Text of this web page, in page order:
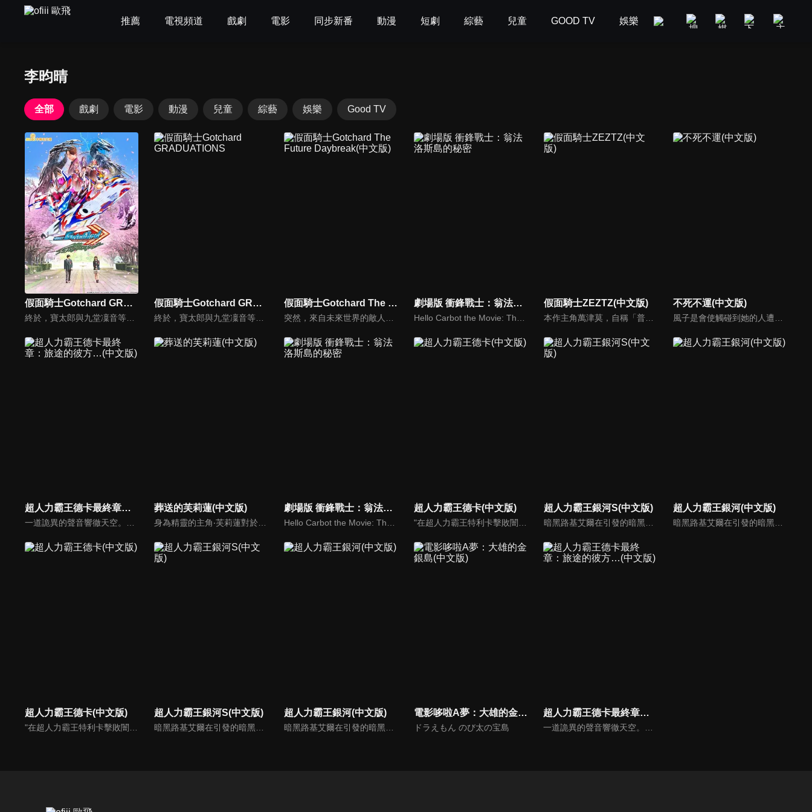
推薦 電視頻道 戲劇 電影 同步新番 動漫 短劇 綜藝 兒童 GOOD TV 娛樂 美食旅遊 新聞政論
李昀晴
全部 戲劇 電影 動漫 兒童 綜藝 娛樂 Good TV
假面騎士Gotchard GRADUATIONS(中文版)
終於，寶太郎與九堂凜音等夥伴們，迎來了自富良洲高中畢業的那一天。懷抱著學生生活，以及在煉金學院中那些無可取代的珍貴回憶，他們結束了畢業典禮，正準備邁向嶄新的未來──本該是如此。然而，從某一刻起，相同的時間不斷反覆流轉，寶太郎等人完全無法從這個循環中脫身。
假面騎士Gotchard GRADUATIONS 假面騎士Gotchard The Future Daybreak(中文版) 劇場版 衝鋒戰士：翁法洛斯島的秘密 假面騎士ZEZTZ(中文版)
本作主角萬津莫，自稱「普通的好青年」。然而，他從小就接連遭遇各種事故、犯罪，甚至如惡夢般的不幸事件，數都數不清。現在沒有工作，與妹妹萬津美浪同住，全靠妹妹的收入過活。不過，莫擁有一項特別的才能——能夠自行選擇想做的夢，並在夢中依照自己的意志行動，也就是所謂的「清晰夢」。憑藉這項能力，他每晚都在夢裡化身無敵特務，盡情活躍。就在這個表面上看似平凡無奇的男人，有一天在夢中得到了一條變身腰帶，化身為假面騎士！更令人驚訝的是，成為假面騎士後的他，還獲得了潛入他人夢境的能力。此時，世界正因某個黑幕的陰謀，出現會寄生在人類夢境中的惡夢使者一旦寄生成功，他們甚至會將觸手伸向現實世界，企圖把這個世界改造成如惡夢般的混沌之地。要消滅惡夢使者，必須潛入他人的夢境，並在保持自我意識的情況下作戰——而全世界唯一能做到這件事的人，正是莫！就此，守護人類(以及人類的睡眠)的英雄——假面騎士ZEZTZ，正式誕生！
不死不運(中文版)
超人力霸王德卡最終章：旅途的彼方…(中文版) 葬送的芙莉蓮(中文版) 劇場版 衝鋒戰士：翁法洛斯島的秘密 超人力霸王德卡(中文版) 超人力霸王銀河S(中文版)
暗黑路基艾爾在引發的暗黑火花戰爭中，用擁有讓所有生物陷入時間停歇的暗黑波動將所有的超人力霸王，怪獸和宇宙人變成人偶，後在突然出現的超人力霸王銀河導致兩敗俱傷，雙方因能力用盡而進入沉睡狀態。人偶變成流星降落到地球上，從外國回來的禮堂光命運般的被選中為超人力霸王銀河的繼承者。
超人力霸王銀河(中文版)
超人力霸王德卡(中文版) 超人力霸王銀河S(中文版) 超人力霸王銀河(中文版)
暗黑路基艾爾在引發的暗黑火花戰爭中用擁有讓所有生物陷入時間停歇的暗黑波動將所有的超人力霸王，怪獸和宇宙人變成人偶，後在突然出現的超人力霸王銀河導致兩敗俱傷，雙方因能力用盡而進入沉睡狀態…
電影哆啦A夢：大雄的金銀島(中文版)
ドラえもん のび太の宝島
超人力霸王德卡最終章：旅途的彼方…(中文版)